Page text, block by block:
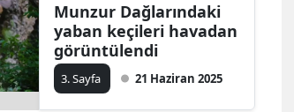
Munzur Dağlarındaki
yaban keçileri havadan
görüntülendi
3. Sayfa 21 Haziran 2025